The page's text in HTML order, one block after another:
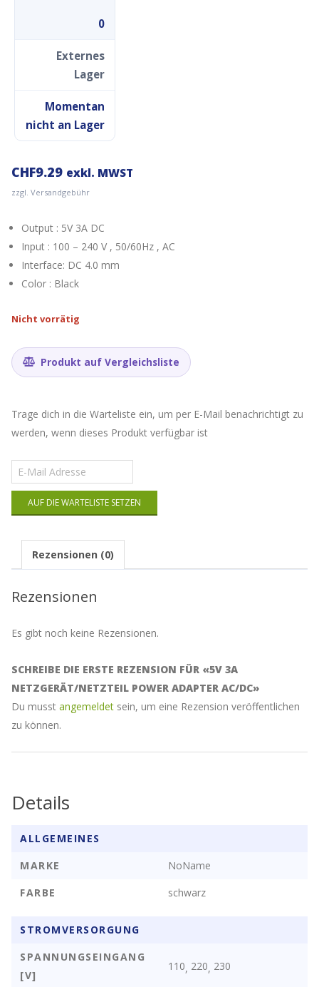
0
Externes
Lager
Momentan
nicht an Lager
CHF9.29 exkl. MWST
zzgl. Versandgebühr
Output : 5V 3A DC
Input : 100 – 240 V , 50/60Hz , AC
Interface: DC 4.0 mm
Color : Black
Nicht vorrätig
Produkt auf Vergleichsliste
Trage dich in die Warteliste ein, um per E-Mail benachrichtigt zu
werden, wenn dieses Produkt verfügbar ist
Gib
deine
E-
Mail-
Adresse
die
für
Produkt
AUF DIE WARTELISTE SETZEN
Rezensionen (0)
Rezensionen
Es gibt noch keine Rezensionen.
SCHREIBE DIE ERSTE REZENSION FÜR «5V 3A
NETZGERÄT/NETZTEIL POWER ADAPTER AC/DC»
Du musst angemeldet sein, um eine Rezension veröffentlichen
zu können.
Details
ALLGEMEINES
MARKE
NoName
FARBE
schwarz
STROMVERSORGUNG
SPANNUNGSEINGANG
[V]
110, 220, 230